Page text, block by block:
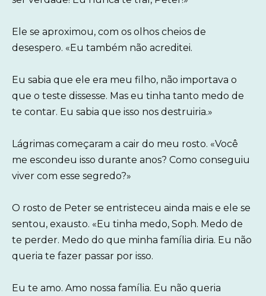
Ele se aproximou, com os olhos cheios de
desespero. «Eu também não acreditei.
Eu sabia que ele era meu filho, não importava o
que o teste dissesse. Mas eu tinha tanto medo de
te contar. Eu sabia que isso nos destruiria.»
Lágrimas começaram a cair do meu rosto. «Você
me escondeu isso durante anos? Como conseguiu
viver com esse segredo?»
O rosto de Peter se entristeceu ainda mais e ele se
sentou, exausto. «Eu tinha medo, Soph. Medo de
te perder. Medo do que minha família diria. Eu não
queria te fazer passar por isso.
Eu te amo. Amo nossa família. Eu não queria